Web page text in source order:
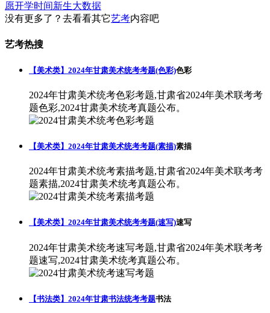
愿开学时间新生大数据
没有更多了？去看看其它艺考内容吧
艺考热搜
【美术类】2024年甘肃美术统考考题(色彩)色彩
2024年甘肃美术统考色彩考题,甘肃省2024年美术联考考
题色彩,2024甘肃美术统考真题公布。
【美术类】2024年甘肃美术统考考题(素描)素描
2024年甘肃美术统考素描考题,甘肃省2024年美术联考考
题素描,2024甘肃美术统考真题公布。
【美术类】2024年甘肃美术统考考题(速写)速写
2024年甘肃美术统考速写考题,甘肃省2024年美术联考考
题速写,2024甘肃美术统考真题公布。
【书法类】2024年甘肃书法统考考题书法